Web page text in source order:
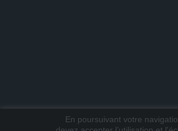
En poursuivant votre